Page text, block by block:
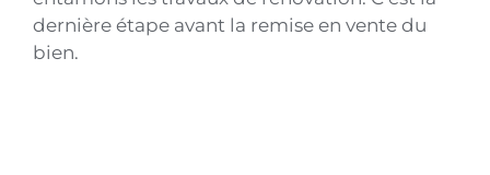
dernière étape avant la remise en vente du
bien.